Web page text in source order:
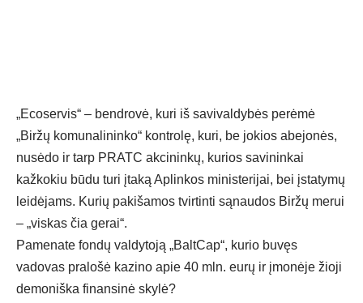
„Ecoservis“ – bendrovė, kuri iš savivaldybės perėmė
„Biržų komunalininko“ kontrolę, kuri, be jokios abejonės,
nusėdo ir tarp PRATC akcininkų, kurios savininkai
kažkokiu būdu turi įtaką Aplinkos ministerijai, bei įstatymų
leidėjams. Kurių pakišamos tvirtinti sąnaudos Biržų merui
– „viskas čia gerai“.
Pamenate fondų valdytoją „BaltCap“, kurio buvęs
vadovas pralošė kazino apie 40 mln. eurų ir įmonėje žioji
demoniška finansinė skylė?